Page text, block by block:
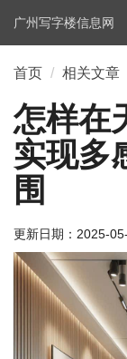
广州写字楼信息网
首页 相关文章
怎样在
实现多
围
更新日期： 2025-